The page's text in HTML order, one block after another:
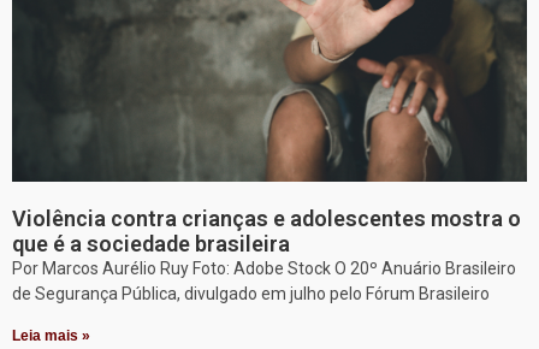
Violência contra crianças e adolescentes mostra o
que é a sociedade brasileira
Por Marcos Aurélio Ruy Foto: Adobe Stock O 20º Anuário Brasileiro
de Segurança Pública, divulgado em julho pelo Fórum Brasileiro
Leia mais »